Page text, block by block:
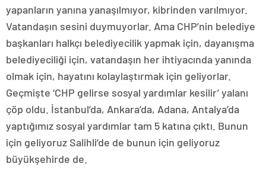
yapanların yanına yanaşılmıyor, kibrinden varılmıyor.
Vatandaşın sesini duymuyorlar. Ama CHP’nin belediye
başkanları halkçı belediyecilik yapmak için, dayanışma
belediyeciliği için, vatandaşın her ihtiyacında yanında
olmak için, hayatını kolaylaştırmak için geliyorlar.
Geçmişte ‘CHP gelirse sosyal yardımlar kesilir’ yalanı
çöp oldu. İstanbul’da, Ankara’da, Adana, Antalya’da
yaptığımız sosyal yardımlar tam 5 katına çıktı. Bunun
için geliyoruz Salihli’de de bunun için geliyoruz
büyükşehirde de.